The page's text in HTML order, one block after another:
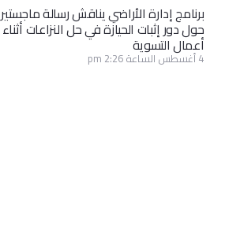
برنامج إدارة الأراضي يناقش رسالة ماجستير
حول دور إثبات الحيازة في حل النزاعات أثناء
أعمال التسوية
4 أغسطس الساعة 2:26 pm